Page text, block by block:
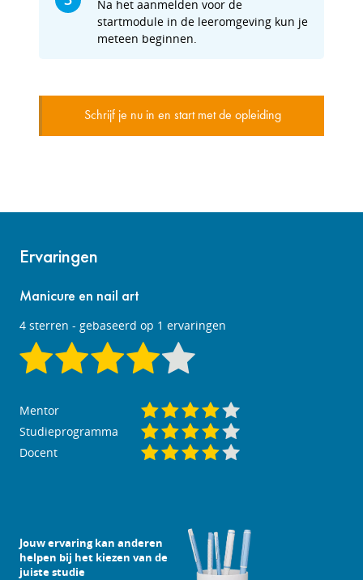
Na het aanmelden voor de
startmodule in de leeromgeving kun je
meteen beginnen.
Schrijf je nu in en start met de opleiding
Ervaringen
Manicure en nail art
4 sterren - gebaseerd op 1 ervaringen
Mentor
Studieprogramma
Docent
Jouw ervaring kan anderen
helpen bij het kiezen van de
juiste studie